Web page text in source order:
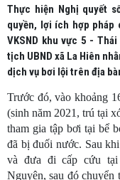
Thực hiện Nghị quyết
quyền, lợi ích hợp pháp
VKSND khu vực 5 -
tịch UBND xã La Hiên
dịch vụ bơi lội trên địa
Trước đó, vào khoảng
(sinh năm 2021, trú tại
tham gia tập bơi tại bể
đã bị đuối nước. Sau
và đưa đi cấp cứu
Nguyên, sau đó chuyển